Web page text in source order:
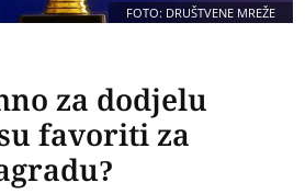
FOTO: DRUŠTVENE MREŽE
za dodjelu
favoriti za